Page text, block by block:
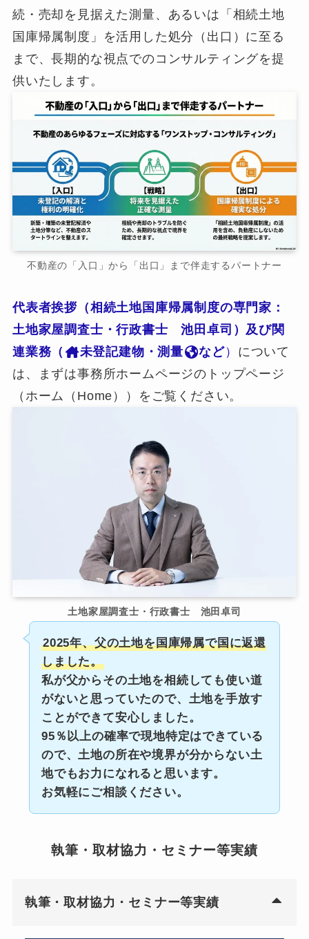
続・売却を見据えた測量、あるいは「相続土地
国庫帰属制度」を活用した処分（出口）に至る
まで、長期的な視点でのコンサルティングを提
供いたします。
不動産の「入口」から「出口」まで伴走するパートナー
代表者挨拶（相続土地国庫帰属制度の専門家：
土地家屋調査士・行政書士 池田卓司）及び関
連業務（
未登記建物・測量 など） について
は、まずは事務所ホームページのトップページ
（ホーム（Home））をご覧ください。
土地家屋調査士・行政書士 池田卓司
2025年、父の土地を国庫帰属で国に返還
しました。
私が父からその土地を相続しても使い道
がないと思っていたので、土地を手放す
ことができて安心しました。
95％以上の確率で現地特定はできている
ので、土地の所在や境界が分からない土
地でもお力になれると思います。
お気軽にご相談ください。
執筆・取材協力・セミナー等実績
執筆・取材協力・セミナー等実績